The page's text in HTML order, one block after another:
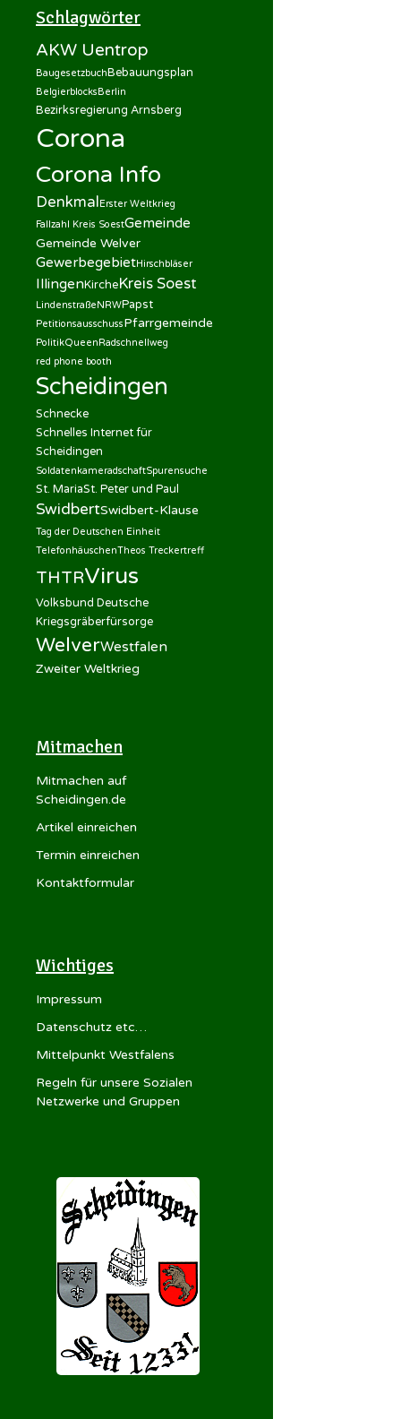
Schlagwörter
AKW Uentrop
BaugesetzbuchBebauungsplan
BelgierblocksBerlin
Bezirksregierung Arnsberg
Corona
Corona Info
DenkmalErster Weltkrieg
Fallzahl Kreis SoestGemeinde
Gemeinde Welver
GewerbegebietHirschbläser
IllingenKircheKreis Soest
LindenstraßeNRWPapst
PetitionsausschussPfarrgemeinde
PolitikQueenRadschnellweg
red phone booth
Scheidingen
Schnecke
Schnelles Internet für
Scheidingen
SoldatenkameradschaftSpurensuche
St. MariaSt. Peter und Paul
SwidbertSwidbert-Klause
Tag der Deutschen Einheit
TelefonhäuschenTheos Treckertreff
THTRVirus
Volksbund Deutsche
Kriegsgräberfürsorge
WelverWestfalen
Zweiter Weltkrieg
Mitmachen
Mitmachen auf
Scheidingen.de
Artikel einreichen
Termin einreichen
Kontaktformular
Wichtiges
Impressum
Datenschutz etc…
Mittelpunkt Westfalens
Regeln für unsere Sozialen
Netzwerke und Gruppen